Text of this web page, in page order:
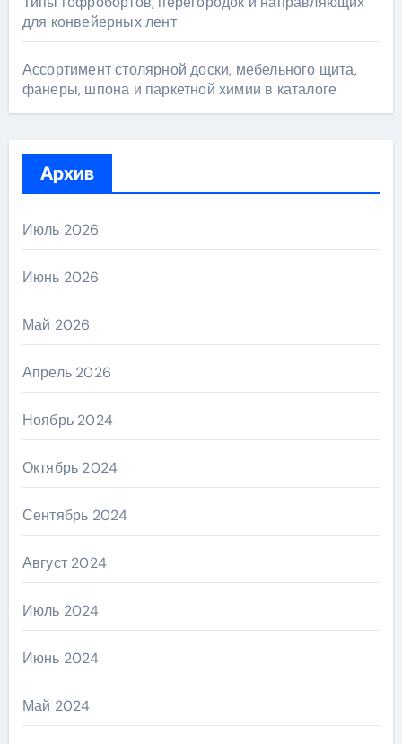
для конвейерных лент
Ассортимент столярной доски, мебельного щита,
фанеры, шпона и паркетной химии в каталоге
Архив
Июль 2026
Июнь 2026
Май 2026
Апрель 2026
Ноябрь 2024
Октябрь 2024
Сентябрь 2024
Август 2024
Июль 2024
Июнь 2024
Май 2024